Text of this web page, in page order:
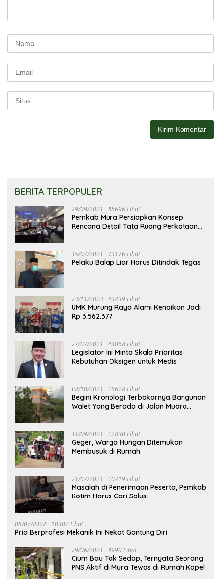
BERITA TERPOPULER
29/09/2021 85696 Lihat
Pemkab Mura Persiapkan Konsep
Rencana Detail Tata Ruang Perkotaan
15/07/2021 73176 Lihat
Pelaku Balap Liar Harus Ditindak Tegas
23/11/2023 43439 Lihat
UMK Murung Raya Alami Kenaikan Jadi
Rp 3.562.377
27/07/2021 43068 Lihat
Legislator Ini Minta Skala Prioritas
Kebutuhan Oksigen untuk Medis
02/10/2021 16628 Lihat
Begini Kronologi Terbakarnya Bangunan
Walet Yang Berada di Jalan Muara
11/09/2021 12830 Lihat
Geger, Warga Hungan Ditemukan
Membusuk di Rumah
21/07/2021 10719 Lihat
Masalah di Penerimaan Peserta, Pemkab
Kotim Harus Cari Solusi
05/07/2022 10302 Lihat
Pria Berprofesi Mekanik Ini Nekat Gantung Diri
29/06/2021 9990 Lihat
Cium Bau Tak Sedap, Ternyata Seorang
PNS Aktif di Mura Tewas di Rumah Kopel